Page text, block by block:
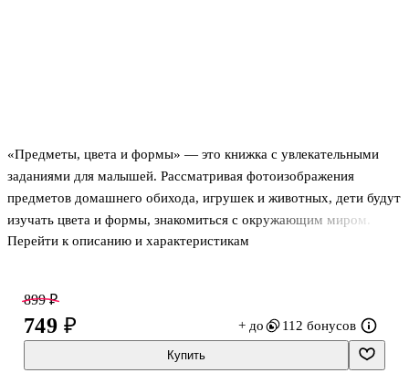
«Предметы, цвета и формы» — это книжка с увлекательными
заданиями для малышей. Рассматривая фотоизображения
предметов домашнего обихода, игрушек и животных, дети будут
изучать цвета и формы, знакомиться с окружающим миром.
Перейти к описанию и характеристикам
899 ₽
749 ₽ + до 112 бонусов
Купить